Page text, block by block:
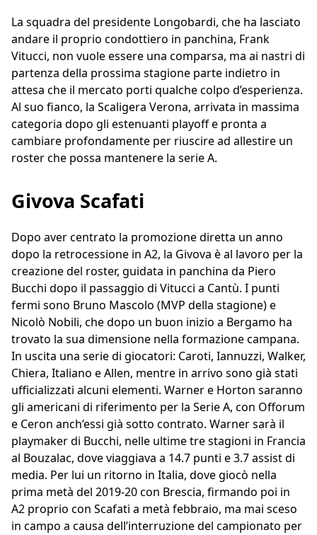
La squadra del presidente Longobardi, che ha lasciato
andare il proprio condottiero in panchina, Frank
Vitucci, non vuole essere una comparsa, ma ai nastri di
partenza della prossima stagione parte indietro in
attesa che il mercato porti qualche colpo d’esperienza.
Al suo fianco, la Scaligera Verona, arrivata in massima
categoria dopo gli estenuanti playoff e pronta a
cambiare profondamente per riuscire ad allestire un
roster che possa mantenere la serie A.
Givova Scafati
Dopo aver centrato la promozione diretta un anno
dopo la retrocessione in A2, la Givova è al lavoro per la
creazione del roster, guidata in panchina da Piero
Bucchi dopo il passaggio di Vitucci a Cantù. I punti
fermi sono Bruno Mascolo (MVP della stagione) e
Nicolò Nobili, che dopo un buon inizio a Bergamo ha
trovato la sua dimensione nella formazione campana.
In uscita una serie di giocatori: Caroti, Iannuzzi, Walker,
Chiera, Italiano e Allen, mentre in arrivo sono già stati
ufficializzati alcuni elementi. Warner e Horton saranno
gli americani di riferimento per la Serie A, con Offorum
e Ceron anch’essi già sotto contrato. Warner sarà il
playmaker di Bucchi, nelle ultime tre stagioni in Francia
al Bouzalac, dove viaggiava a 14.7 punti e 3.7 assist di
media. Per lui un ritorno in Italia, dove giocò nella
prima metà del 2019-20 con Brescia, firmando poi in
A2 proprio con Scafati a metà febbraio, ma mai sceso
in campo a causa dell’interruzione del campionato per